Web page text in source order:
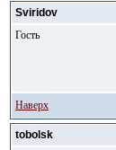
Sviridov
Гость
Наверх
tobolsk